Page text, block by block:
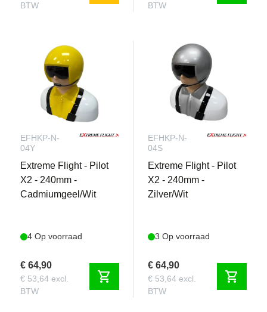
BTW
BTW
EFHKP-N-
04Y
Extreme Flight - Pilot
X2 - 240mm -
Cadmiumgeel/Wit
4 Op voorraad
€ 64,90
€ 53,64 excl.
BTW
shopping_cart
EFHKP-N-
04S
Extreme Flight - Pilot
X2 - 240mm -
Zilver/Wit
3 Op voorraad
€ 64,90
€ 53,64 excl.
BTW
shopping_cart